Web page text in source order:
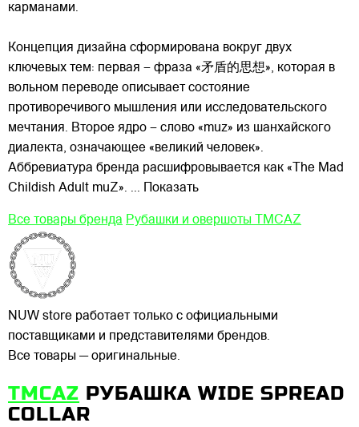
карманами.
Концепция дизайна сформирована вокруг двух
ключевых тем: первая – фраза «矛盾的思想», которая в
вольном переводе описывает состояние
противоречивого мышления или исследовательского
мечтания. Второе ядро – слово «muz» из шанхайского
диалекта, означающее «великий человек».
Аббревиатура бренда расшифровывается как «The Mad
Childish Adult muZ». ... Показать
Все товары бренда Рубашки и овершоты TMCAZ
NUW store работает только с официальными
поставщиками и представителями брендов.
Все товары — оригинальные.
TMCAZ РУБАШКА WIDE SPREAD
COLLAR